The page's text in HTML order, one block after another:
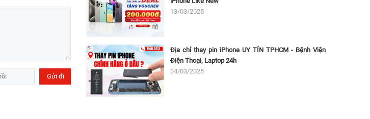
13/03/2025
Địa chỉ thay pin iPhone UY TÍN TPHCM - Bệnh Viện
Điện Thoại, Laptop 24h
04/03/2025